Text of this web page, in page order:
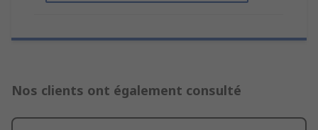
Nos clients ont également consulté